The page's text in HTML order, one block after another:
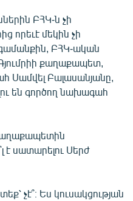
ԲՀԿ-ն չի
որեւէ մեկին չի
ԲՀԿ-ական
քաղաքապետ,
Սամվել Բալասանյանը,
են գործող նախագահ
է սատարելու Սերժ
չէ՞։ Ես կուսակցության